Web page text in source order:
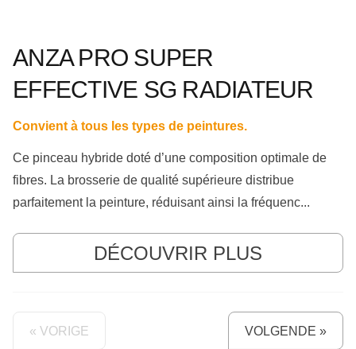
ANZA PRO SUPER
EFFECTIVE SG RADIATEUR
Convient à tous les types de peintures.
Ce pinceau hybride doté d’une composition optimale de
fibres. La brosserie de qualité supérieure distribue
parfaitement la peinture, réduisant ainsi la fréquenc...
DÉCOUVRIR PLUS
« VORIGE VOLGENDE »